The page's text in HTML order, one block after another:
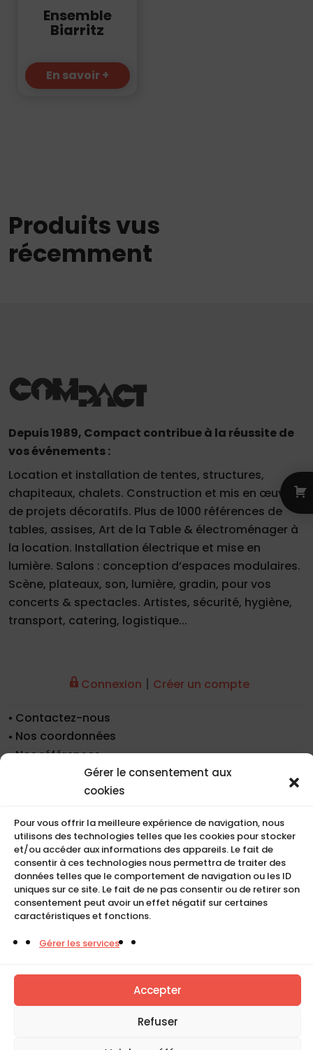
Gérer le consentement aux
cookies
Pour vous offrir la meilleure expérience de navigation, nous
utilisons des technologies telles que les cookies pour stocker
et/ou accéder aux informations des appareils. Le fait de
consentir à ces technologies nous permettra de traiter des
données telles que le comportement de navigation ou les ID
uniques sur ce site. Le fait de ne pas consentir ou de retirer son
consentement peut avoir un effet négatif sur certaines
caractéristiques et fonctions.
Gérer les services
Accepter
Refuser
Ensemble
Biarritz
En savoir +
Produits vus
récemment
Depuis 1989, Compact contribue à la réussite de
vos événements :
Location et installation de tentes, structures,
chapiteaux, chalets. Construction et mis en œuvre
de projets décoratifs. Plus de 1000 références de
tables, assises, Art de la Table & électroménager à
la location. Installation électrique et mise en
lumière. Salons : conception d’espaces modulaires.
Scène, plateaux, son, lumière, gradin, pour vos
concerts & spectacles. Artistes, sécurité, hygiène,
transport, catering, logistique...
Connexion | Créer un compte
Contactez-nous
Nos coordonnées
Nos références
Recrutement
Conditions de location
Mentions légales
Politique de cookies (UE)
COMPACT
95195 BP30523
0033(0)1 34 04 76 51